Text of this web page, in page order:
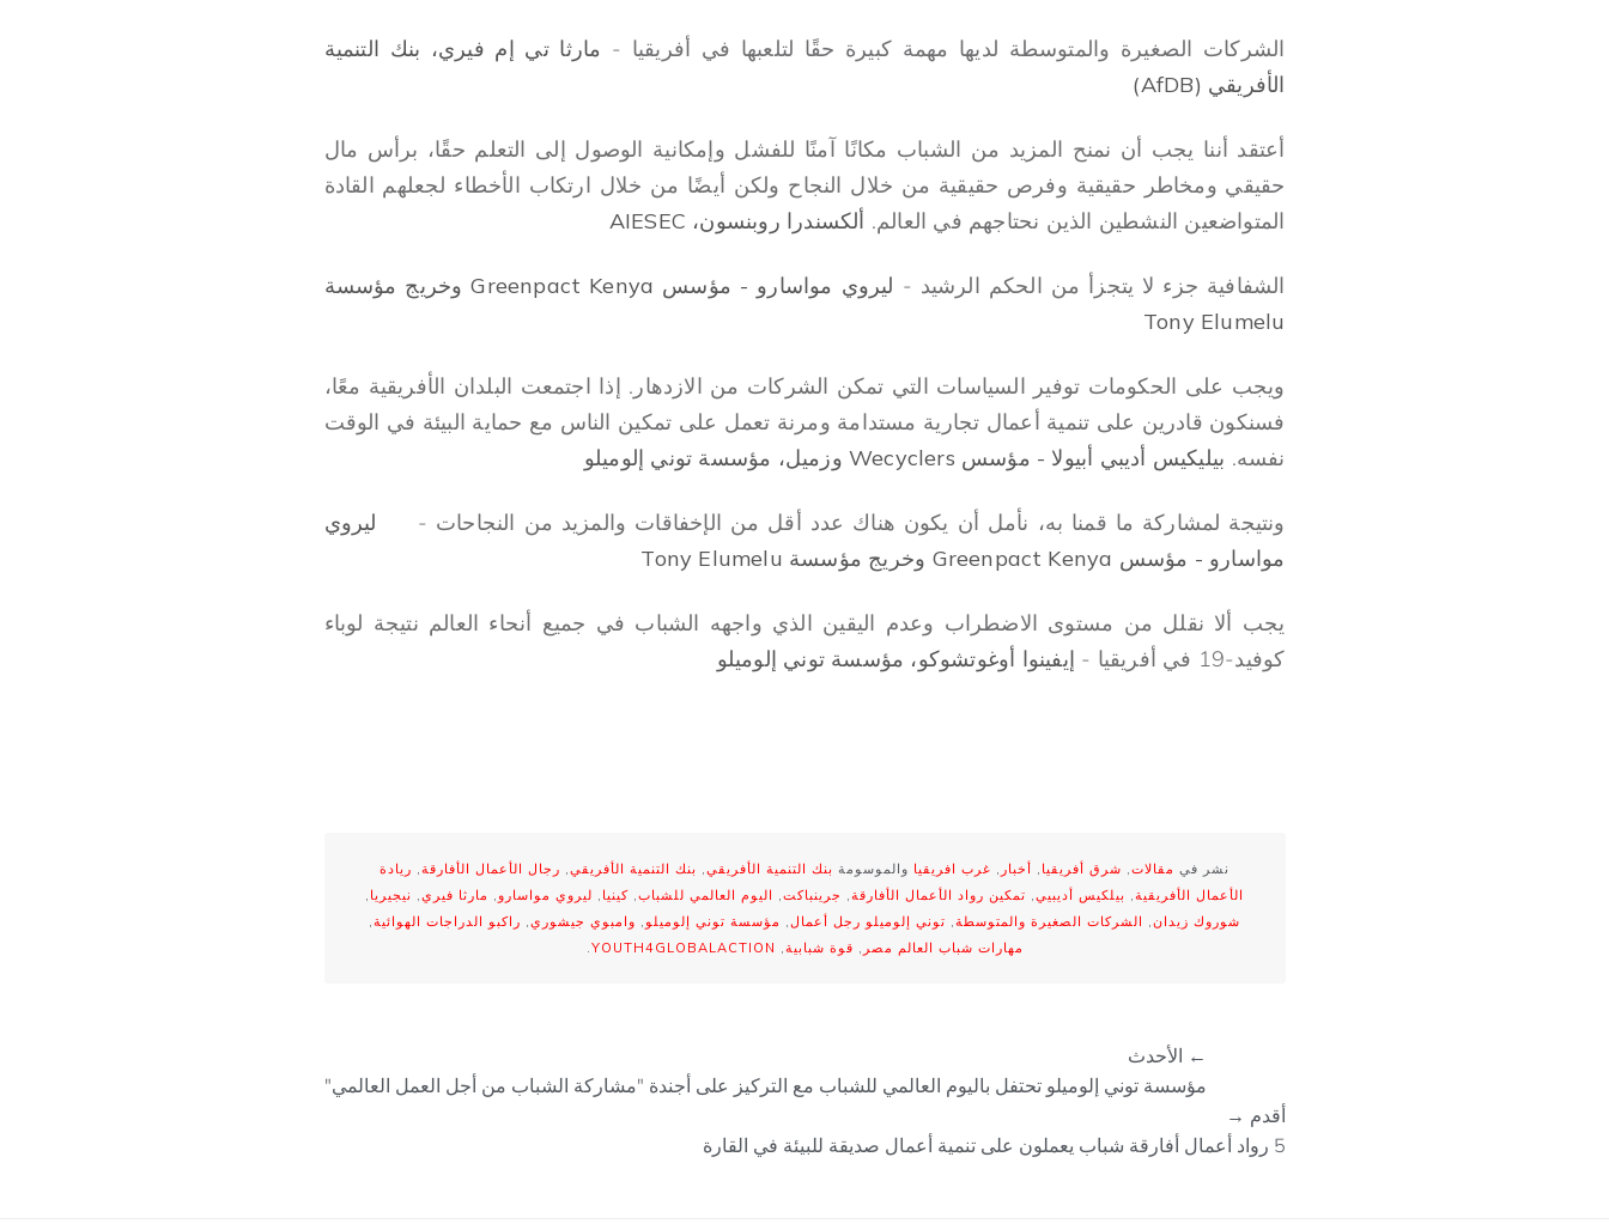
الشركات الصغيرة والمتوسطة لديها مهمة كبيرة حقًا لتلعبها في أفريقيا - مارثا تي إم فيري، بنك التنمية
الأفريقي (AfDB)
أعتقد أننا يجب أن نمنح المزيد من الشباب مكانًا آمنًا للفشل وإمكانية الوصول إلى التعلم حقًا، برأس مال
حقيقي ومخاطر حقيقية وفرص حقيقية من خلال النجاح ولكن أيضًا من خلال ارتكاب الأخطاء لجعلهم القادة
المتواضعين النشطين الذين نحتاجهم في العالم. ألكسندرا روبنسون، AIESEC
الشفافية جزء لا يتجزأ من الحكم الرشيد -
ليروي مواسارو - مؤسس Greenpact Kenya وخريج مؤسسة
Tony Elumelu
ويجب على الحكومات توفير السياسات التي تمكن الشركات من الازدهار. إذا اجتمعت البلدان الأفريقية معًا،
فسنكون قادرين على تنمية أعمال تجارية مستدامة ومرنة تعمل على تمكين الناس مع حماية البيئة في الوقت
نفسه. بيليكيس أديبي أبيولا - مؤسس Wecyclers وزميل، مؤسسة توني إلوميلو
ونتيجة لمشاركة ما قمنا به، نأمل أن يكون هناك عدد أقل من الإخفاقات والمزيد من النجاحات - ليروي
مواسارو - مؤسس Greenpact Kenya وخريج مؤسسة Tony Elumelu
يجب ألا نقلل من مستوى الاضطراب وعدم اليقين الذي واجهه الشباب في جميع أنحاء العالم نتيجة لوباء
كوفيد-19 في أفريقيا -
إيفينوا أوغوتشوكو، مؤسسة توني إلوميلو
نشر في مقالات, شرق أفريقيا , أخبار , غرب افريقيا والموسومة بنك التنمية الأفريقي, بنك التنمية الأفريقي, رجال الأعمال الأفارقة, ريادة
الأعمال الأفريقية, بيلكيس أديبيي, تمكين رواد الأعمال الأفارقة, جرينباكت, اليوم العالمي للشباب, كينيا , ليروي مواسارو , مارثا فيري, نيجيريا ,
شوروك زيدان, الشركات الصغيرة والمتوسطة, توني إلوميلو رجل أعمال, مؤسسة توني إلوميلو , وامبوي جيشوري, راكبو الدراجات الهوائية,
مهارات شباب العالم مصر , قوة شبابية,
YOUTH4GLOBALACTION
.
← الأحدث
مؤسسة توني إلوميلو تحتفل باليوم العالمي للشباب مع التركيز على أجندة "مشاركة الشباب من أجل العمل العالمي"
أقدم →
5 رواد أعمال أفارقة شباب يعملون على تنمية أعمال صديقة للبيئة في القارة